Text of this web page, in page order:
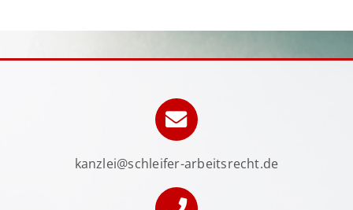
kanzlei@schleifer-arbeitsrecht.de